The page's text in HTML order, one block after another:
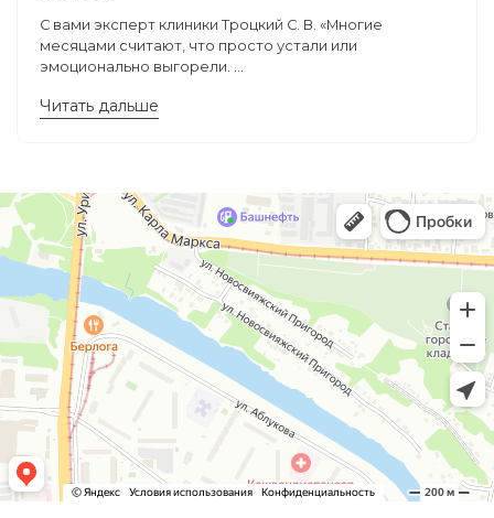
С вами эксперт клиники Троцкий С. В. «Многие
месяцами считают, что просто устали или
эмоционально выгорели. ...
Читать дальше